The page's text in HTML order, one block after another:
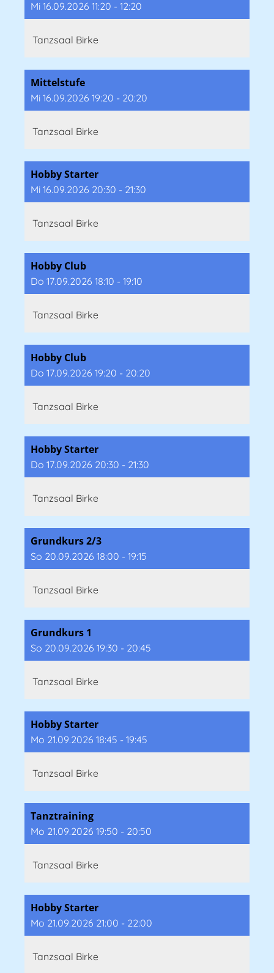
Mi 16.09.2026 11:20 - 12:20
Tanzsaal Birke
Mittelstufe
Mi 16.09.2026 19:20 - 20:20
Tanzsaal Birke
Hobby Starter
Mi 16.09.2026 20:30 - 21:30
Tanzsaal Birke
Hobby Club
Do 17.09.2026 18:10 - 19:10
Tanzsaal Birke
Hobby Club
Do 17.09.2026 19:20 - 20:20
Tanzsaal Birke
Hobby Starter
Do 17.09.2026 20:30 - 21:30
Tanzsaal Birke
Grundkurs 2/3
So 20.09.2026 18:00 - 19:15
Tanzsaal Birke
Grundkurs 1
So 20.09.2026 19:30 - 20:45
Tanzsaal Birke
Hobby Starter
Mo 21.09.2026 18:45 - 19:45
Tanzsaal Birke
Tanztraining
Mo 21.09.2026 19:50 - 20:50
Tanzsaal Birke
Hobby Starter
Mo 21.09.2026 21:00 - 22:00
Tanzsaal Birke